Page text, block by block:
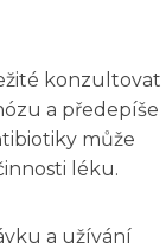
konzultovat
a předepíše
může
léku.
a užívání